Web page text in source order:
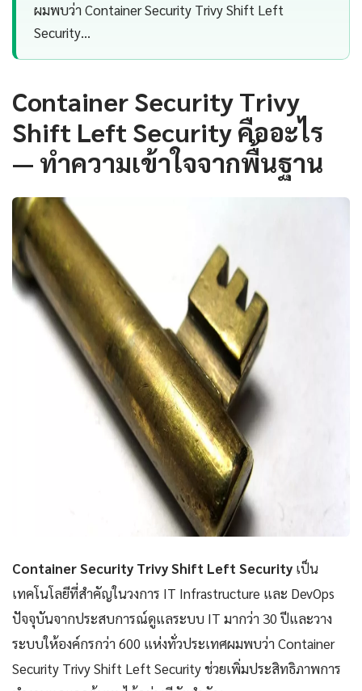
ผมพบว่า Container Security Trivy Shift Left
Security…
Container Security Trivy
Shift Left Security คืออะไร
— ทำความเข้าใจจากพื้นฐาน
Container Security Trivy Shift Left Security เป็น
เทคโนโลยีที่สำคัญในวงการ IT Infrastructure และ DevOps
ปัจจุบันจากประสบการณ์ดูแลระบบ IT มากว่า 30 ปีและวาง
ระบบให้องค์กรกว่า 600 แห่งทั่วประเทศผมพบว่า Container
Security Trivy Shift Left Security ช่วยเพิ่มประสิทธิภาพการ